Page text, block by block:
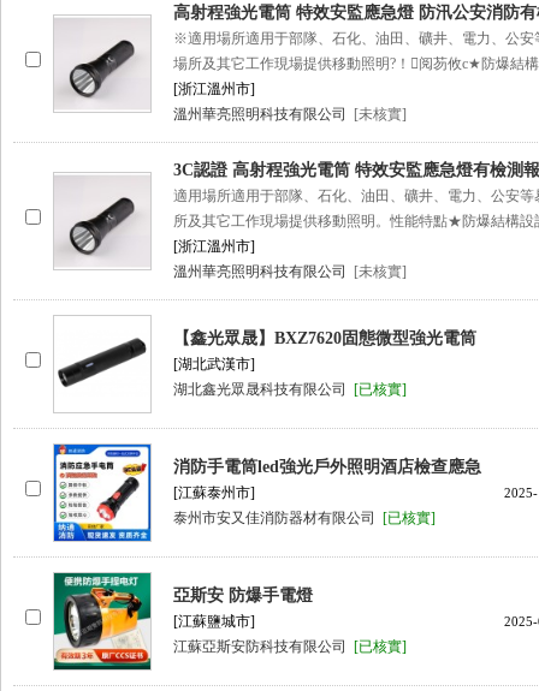
高射程強光電筒 特效安監應急燈 防汛公安消防
※適用場所適用于部隊、石化、油田、礦井、電力、公
場所及其它工作現場提供移動照明?！阅芴攸c★防爆結構
[浙江溫州市]
溫州華亮照明科技有限公司
[未核實]
3C認證 高射程強光電筒 特效安監應急燈有檢測
適用場所適用于部隊、石化、油田、礦井、電力、公安
所及其它工作現場提供移動照明。性能特點★防爆結構設計
[浙江溫州市]
溫州華亮照明科技有限公司
[未核實]
【鑫光眾晟】BXZ7620固態微型強光電筒
[湖北武漢市]
湖北鑫光眾晟科技有限公司
[已核實]
消防手電筒led強光戶外照明酒店檢查應急
[江蘇泰州市]
泰州市安又佳消防器材有限公司
[已核實]
亞斯安 防爆手電燈
[江蘇鹽城市]
江蘇亞斯安防科技有限公司
[已核實]